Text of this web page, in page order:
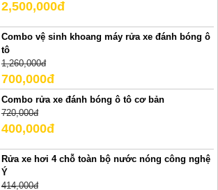
2,500,000đ
Combo vệ sinh khoang máy rửa xe đánh bóng ô
tô
1,260,000đ
700,000đ
Combo rửa xe đánh bóng ô tô cơ bản
720,000đ
400,000đ
Rửa xe hơi 4 chỗ toàn bộ nước nóng công nghệ
Ý
414,000đ